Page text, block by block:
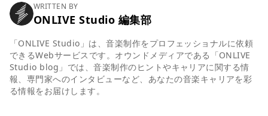
WRITTEN BY
ONLIVE Studio 編集部
「ONLIVE Studio」は、音楽制作をプロフェッショナルに依頼
できるWebサービスです。オウンドメディアである「ONLIVE
Studio blog」では、音楽制作のヒントやキャリアに関する情
報、専門家へのインタビューなど、あなたの音楽キャリアを彩
る情報をお届けします。